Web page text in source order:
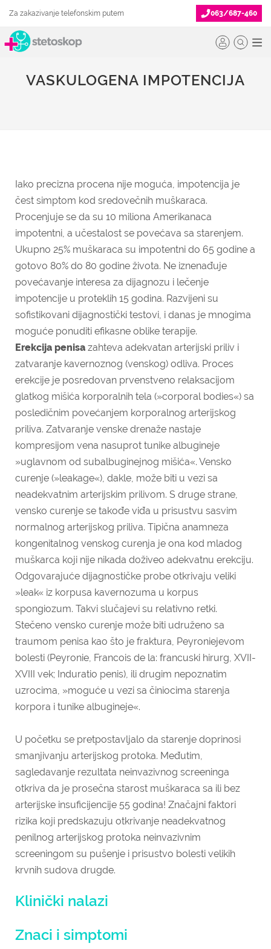
Za zakazivanje telefonskim putem 063/687-460
VASKULOGENA IMPOTENCIJA
Iako precizna procena nije moguća, impotencija je
čest simptom kod sredovečnih muškaraca.
Procenjuje se da su 10 miliona Amerikanaca
impotentni, a učestalost se povećava sa starenjem.
Ukupno 25% muškaraca su impotentni do 65 godine a
gotovo 80% do 80 godine života. Ne iznenađuje
povećavanje interesa za dijagnozu i lečenje
impotencije u proteklih 15 godina. Razvijeni su
sofistikovani dijagnostički testovi, i danas je mnogima
moguće ponuditi efikasne oblike terapije.
Erekcija penisa zahteva adekvatan arterijski priliv i
zatvaranje kavernoznog (venskog) odliva. Proces
erekcije je posredovan prvenstveno relaksacijom
glatkog mišića korporalnih tela (»corporal bodies«) sa
posledičnim povećanjem korporalnog arterijskog
priliva. Zatvaranje venske drenaže nastaje
kompresijom vena nasuprot tunike albugineje
»uglavnom od subalbuginejnog mišića«. Vensko
curenje (»leakage«), dakle, može biti u vezi sa
neadekvatnim arterijskim prilivom. S druge strane,
vensko curenje se takođe viđa u prisustvu sasvim
normalnog arterijskog priliva. Tipična anamneza
kongenitalnog venskog curenja je ona kod mladog
muškarca koji nije nikada doživeo adekvatnu erekciju.
Odgovarajuće dijagnostičke probe otkrivaju veliki
»leak« iz korpusa kavernozuma u korpus
spongiozum. Takvi slučajevi su relativno retki.
Stečeno vensko curenje može biti udruženo sa
traumom penisa kao što je fraktura, Peyroniejevom
bolesti (Peyronie, Francois de la: francuski hirurg, XVII-
XVIII vek; Induratio penis), ili drugim nepoznatim
uzrocima, »moguće u vezi sa činiocima starenja
korpora i tunike albugineje«.
U početku se pretpostavljalo da starenje doprinosi
smanjivanju arterijskog protoka. Međutim,
sagledavanje rezultata neinvazivnog screeninga
otkriva da je prosečna starost muškaraca sa ili bez
arterijske insuficijencije 55 godina! Značajni faktori
rizika koji predskazuju otkrivanje neadekvatnog
penilnog arterijskog protoka neinvazivnim
screeningom su pušenje i prisustvo bolesti velikih
krvnih sudova drugde.
Klinički nalazi
Znaci i simptomi